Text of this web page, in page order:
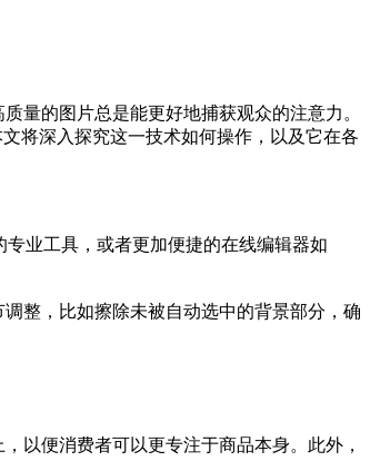
量的图片总是能更好地捕获观众的注意力。
将深入探究这一技术如何操作，以及它在各
专业工具，或者更加便捷的在线编辑器如
整，比如擦除未被自动选中的背景部分，确
以便消费者可以更专注于商品本身。此外，